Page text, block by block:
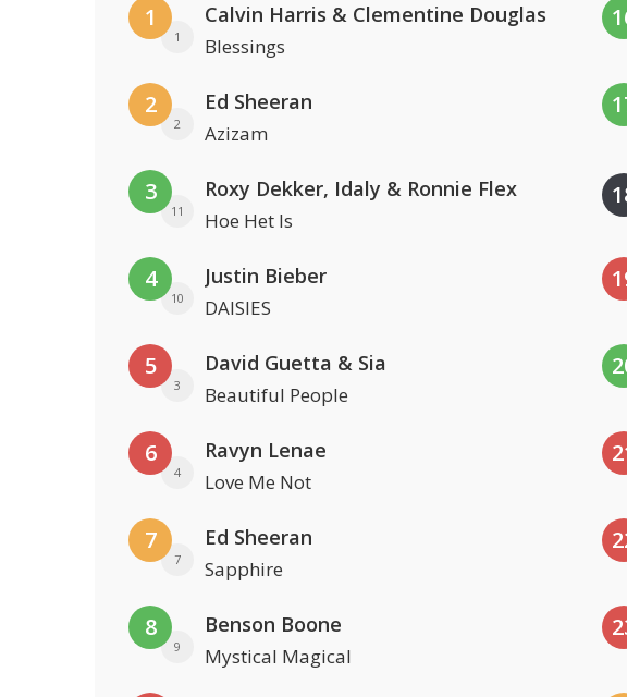
1
1
Calvin Harris & Clementine Douglas
Blessings
2
2
Ed Sheeran
Azizam
3
11
Roxy Dekker, Idaly & Ronnie Flex
Hoe Het Is
4
10
Justin Bieber
DAISIES
5
3
David Guetta & Sia
Beautiful People
6
4
Ravyn Lenae
Love Me Not
7
7
Ed Sheeran
Sapphire
8
9
Benson Boone
Mystical Magical